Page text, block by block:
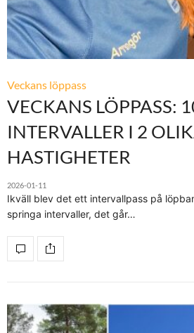
Veckans löppass
VECKANS LÖPPASS:
INTERVALLER I 2
HASTIGHETER
2026-01-11
Ikväll blev det ett intervallpass på
springa intervaller, det går…